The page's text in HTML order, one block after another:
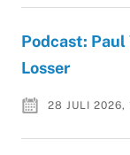
Podcast: Paul
Losser
28 JULI 2026,